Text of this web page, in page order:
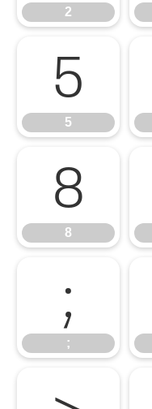
2
5
5
8
8
;
;